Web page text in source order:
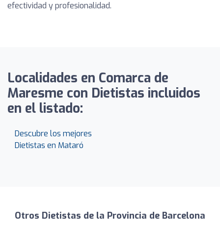
efectividad y profesionalidad.
Localidades en Comarca de
Maresme con Dietistas incluidos
en el listado:
Descubre los mejores
Dietistas en Mataró
Otros Dietistas de la Provincia de Barcelona